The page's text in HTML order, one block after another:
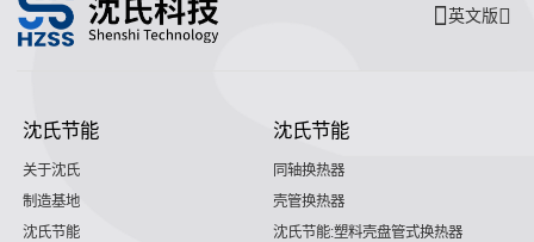
英文版
沈氏节能
关于沈氏
制造基地
沈氏节能
沈氏节能
同轴换热器
壳管换热器
沈氏节能:塑料壳盘管式换热器